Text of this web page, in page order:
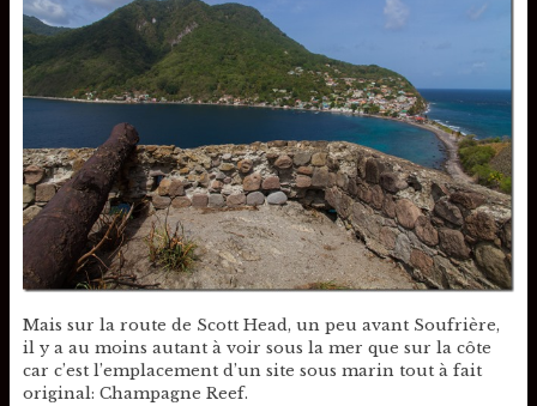
Mais sur la route de Scott Head, un peu avant Soufrière,
il y a au moins autant à voir sous la mer que sur la côte
car c’est l’emplacement d’un site sous marin tout à fait
original: Champagne Reef.